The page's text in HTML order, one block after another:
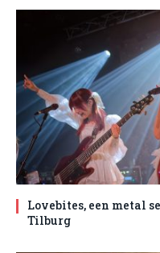
Lovebites, een metal
Tilburg